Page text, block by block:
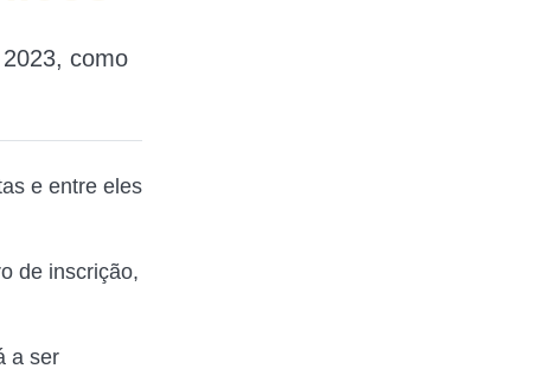
como
e entre eles
de inscrição,
a ser